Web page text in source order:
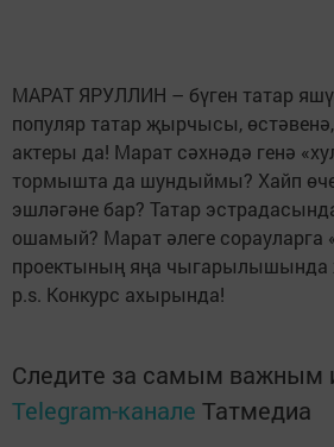
МАРАТ ЯРУЛЛИН – бүген татар
популяр татар җырчысы,
актеры да! Марат сәхнәдә генә
тормышта да шундыймы? Хайп
эшләгәне бар? Татар
ошамый? Марат әлеге сорауларга
проектының яңа чыгарылышында
p.s. Конкурс ахырында!
Следите за самым важным
Telegram-канале Татмедиа